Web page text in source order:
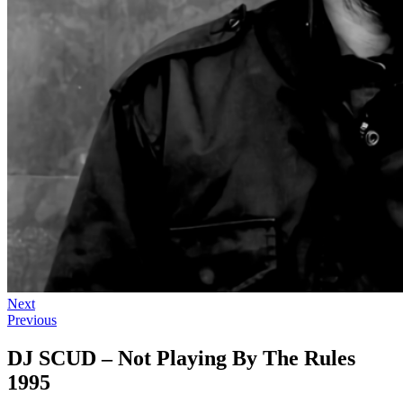
Next
Previous
DJ SCUD – Not Playing By The Rules
1995